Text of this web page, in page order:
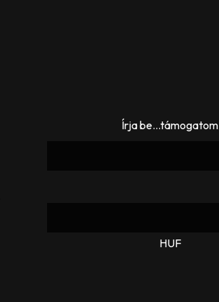
Írja be...támogatom
HUF